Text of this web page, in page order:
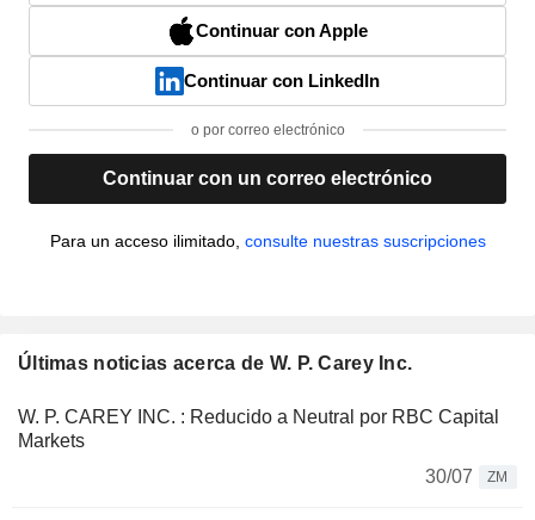
Continuar con Apple
Continuar con LinkedIn
o por correo electrónico
Continuar con un correo electrónico
Para un acceso ilimitado, consulte nuestras suscripciones
Últimas noticias acerca de W. P. Carey Inc.
W. P. CAREY INC. : Reducido a Neutral por RBC Capital
Markets
30/07
ZM